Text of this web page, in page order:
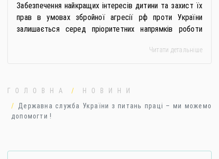
Забезпечення найкращих інтересів дитини та захист їх
прав в умовах збройної агресії рф проти України
залишається серед пріоритетних напрямків роботи
застосовується метод використання дітей у
правопорушень проти основ національної безпеки,
мінімізації […]
Читати детальніше
ГОЛОВНА
НОВИНИ
Державна служба України з питань праці – ми можемо
допомогти !